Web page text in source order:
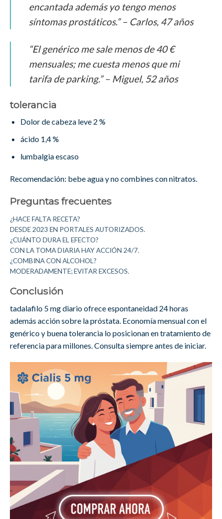
encantada además yo tengo menos
síntomas prostáticos.” – Carlos, 47 años
“El genérico me sale menos de 40 €
mensuales; me cuesta menos que mi
tarifa de parking.” – Miguel, 52 años
tolerancia
Dolor de cabeza leve 2 %
ácido 1,4 %
lumbalgia escaso
Recomendación: bebe agua y no combines con nitratos.
Preguntas frecuentes
¿HACE FALTA RECETA?
DESDE 2023 EN PORTALES AUTORIZADOS.
¿CUÁNTO DURA EL EFECTO?
CON LA TOMA DIARIA HAY ACCIÓN 24/7.
¿COMBINA CON ALCOHOL?
MODERADAMENTE; EVITAR EXCESOS.
Conclusión
tadalafilo 5 mg diario ofrece espontaneidad 24 horas
además acción sobre la próstata. Economía mensual con el
genérico y buena tolerancia lo posicionan en tratamiento de
referencia para millones. Consulta siempre antes de iniciar.